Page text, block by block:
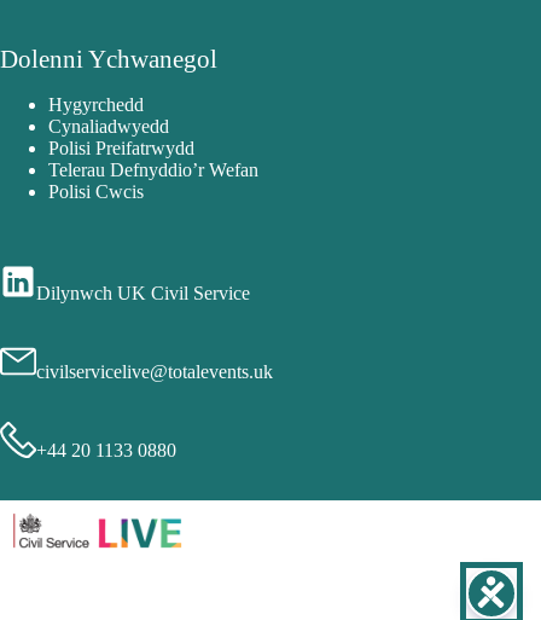
Dolenni Ychwanegol
Hygyrchedd
Cynaliadwyedd
Polisi Preifatrwydd
Telerau Defnyddio’r Wefan
Polisi Cwcis
Dilynwch UK Civil Service
civilservicelive@totalevents.uk
+44 20 1133 0880